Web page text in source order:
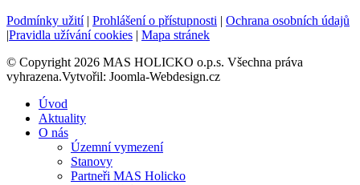
Podmínky užití| Prohlášení o přístupnosti | Ochrana osobních údajů
|Pravidla užívání cookies | Mapa stránek
© Copyright 2026 MAS HOLICKO o.p.s. Všechna práva
vyhrazena.Vytvořil: Joomla-Webdesign.cz
Úvod
Aktuality
O nás
Územní vymezení
Stanovy
Partneři MAS Holicko